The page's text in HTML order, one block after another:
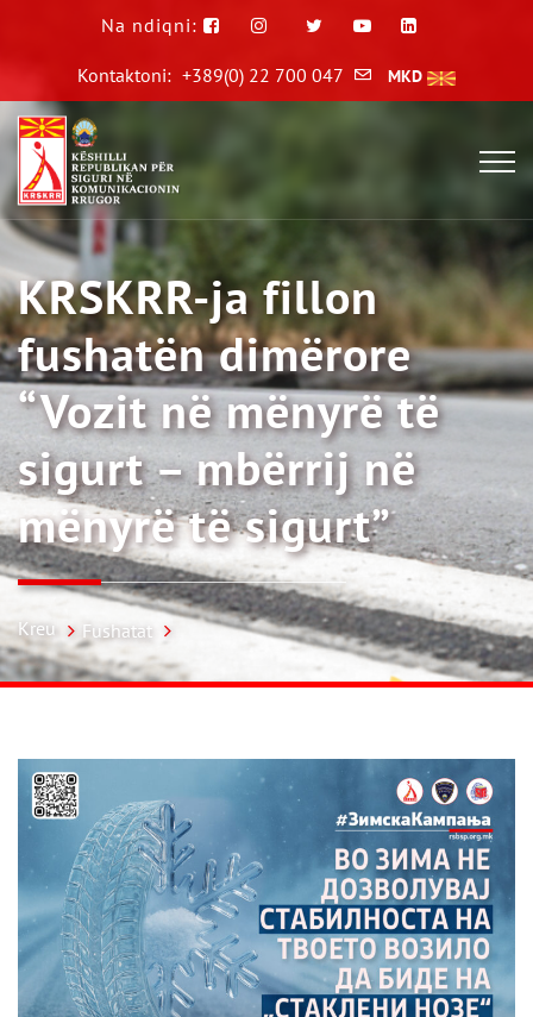
Na ndiqni:
Kontaktoni: +389(0) 22 700 047 MKD
KRSKRR-ja fillon
fushatën dimërore
“Vozit në mënyrë të
sigurt – mbërrij në
mënyrë të sigurt”
Kreu Fushatat